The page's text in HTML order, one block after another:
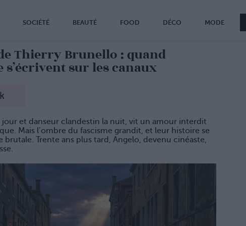
SOCIÉTÉ BEAUTÉ FOOD DÉCO MODE
de Thierry Brunello : quand
s’écrivent sur les canaux
jour et danseur clandestin la nuit, vit un amour interdit
Mais l’ombre du fascisme grandit, et leur histoire se
brutale. Trente ans plus tard, Angelo, devenu cinéaste,